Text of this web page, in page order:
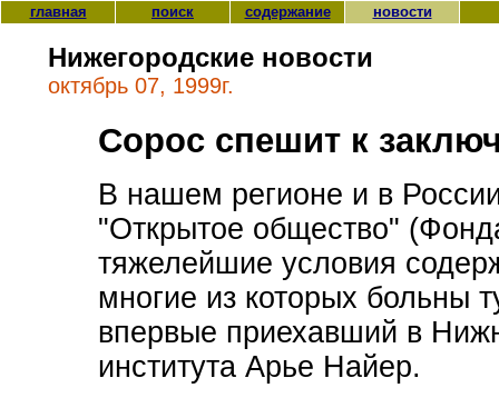
главная поиск содержание новости
Нижегородские новости
октябрь 07, 1999г.
Сорос спешит к
В нашем регионе и в
"Открытое общество"
тяжелейшие условия
многие из которых больны
впервые приехавший в
института Арье Найер.